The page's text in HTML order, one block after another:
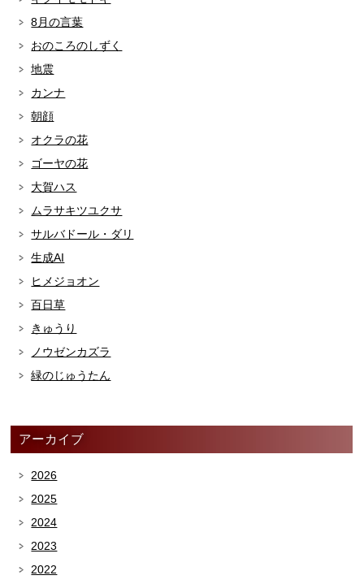
8月の言葉
おのころのしずく
地震
カンナ
朝顔
オクラの花
ゴーヤの花
大賀ハス
ムラサキツユクサ
サルバドール・ダリ
生成AI
ヒメジョオン
百日草
きゅうり
ノウゼンカズラ
緑のじゅうたん
アーカイブ
2026
2025
2024
2023
2022